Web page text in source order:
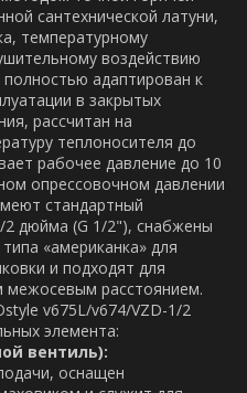
сантехнической латуни,
температурному
воздействию
адаптирован к
в закрытых
рассчитан на
теплоносителя до
рабочее давление до 10
опрессовочном давлении
стандартный
дюйма (G 1/2"), снабжены
«американка» для
и подходят для
расстоянием.
v675L/v674/VZD-1/2
элемента:
вентиль):
оснащен